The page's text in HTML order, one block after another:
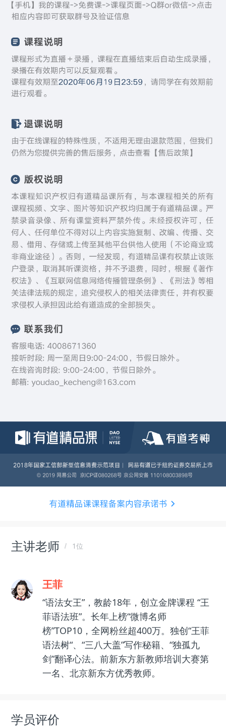
主讲老师 1位
王菲
“语法女王”，教龄18年，创立金牌课程 “王
菲语法班”。长年上榜“微博名师
榜”TOP10，全网粉丝超400万。独创“王菲
语法树“、“三八大盖”写作秘籍、“独孤九
剑”翻译心法。前新东方新教师培训大赛第
一名、北京新东方优秀教师。
学员评价